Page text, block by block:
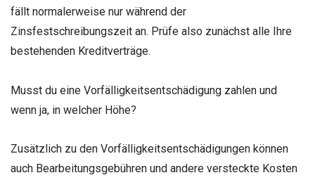
fällt normalerweise nur während der
Zinsfestschreibungszeit an. Prüfe also zunächst alle Ihre
bestehenden Kreditverträge.
Musst du eine Vorfälligkeitsentschädigung zahlen und
wenn ja, in welcher Höhe?
Zusätzlich zu den Vorfälligkeitsentschädigungen können
auch Bearbeitungsgebühren und andere versteckte Kosten